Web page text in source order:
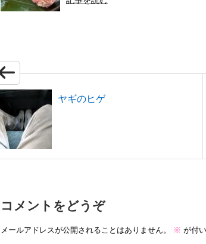
ヤギのヒゲ
コメントをどうぞ
メールアドレスが公開されることはありません。 ※ が付